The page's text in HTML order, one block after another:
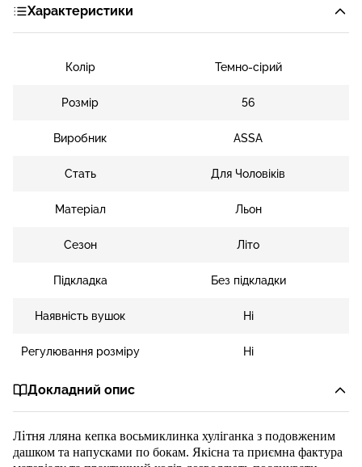
Характеристики
Колір Темно-сірий
Розмір 56
Виробник ASSA
Стать Для Чоловіків
Матеріал Льон
Сезон Літо
Підкладка Без підкладки
Наявність вушок Ні
Регулювання розміру Ні
Докладний опис
Літня лляна кепка восьмиклинка хуліганка з подовженим
дашком та напусками по бокам. Якісна та приємна фактура